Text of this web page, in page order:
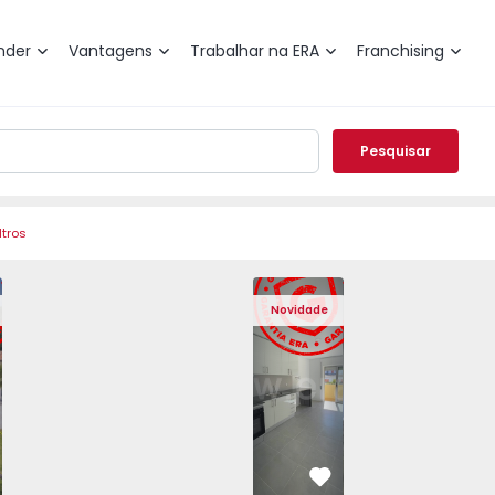
Vantagens Trabalhar na ERA Franchising
Pesquisar
Angra do Heroísmo, São Mateus da Calheta - 1575310 - 40
T3 Angra do Heroísmo, São Mateus da Calheta -
Moradia Geminada T3 Angra do Heroísmo, São Mateus da
Moradia Geminada T3 Angra do Heroísmo, São
Moradia Geminada T3 Angra do
Moradia Geminada T3
Moradia
Novidade
Apartamento T2 Seixal, Amora - 1575805
Apartamento T2 Seixal,
Apartamento T2
Favorito